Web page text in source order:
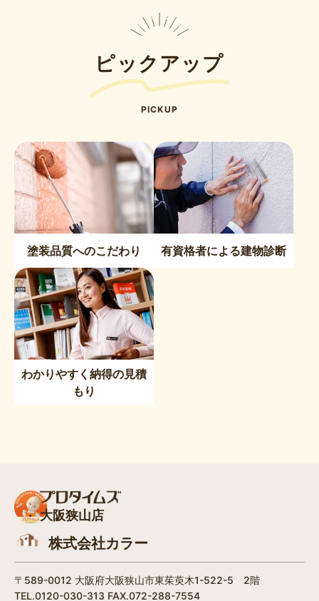
ピックアップ
PICKUP
塗装品質へのこだわり 有資格者による建物診断
わかりやすく納得の見積
もり
大阪狭山店
株式会社カラー
〒589-0012 大阪府大阪狭山市東茱萸木1-522-5 2階
TEL.0120-030-313 FAX.072-288-7554